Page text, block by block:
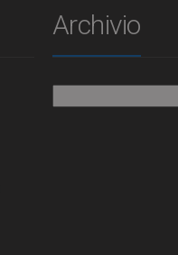
Archivio